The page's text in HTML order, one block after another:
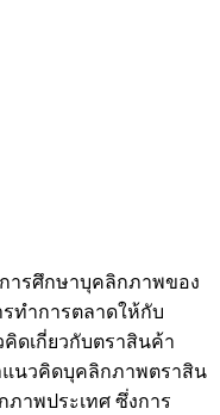
ารศึกษาบุคลิกภาพของ
ทำการตลาดให้กับ
ดเกี่ยวกับตราสินค้า
นวคิดบุคลิกภาพตราสิน
าพประเทศ ซึ่งการ